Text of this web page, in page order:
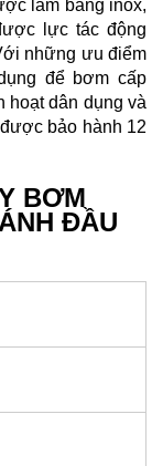
làm bằng inox,
lực tác động
những ưu điểm
để bơm cấp
hoạt dân dụng và
bảo hành 12
BƠM
ĐẦU